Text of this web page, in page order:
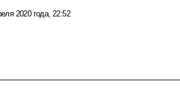
2020 года, 22:52